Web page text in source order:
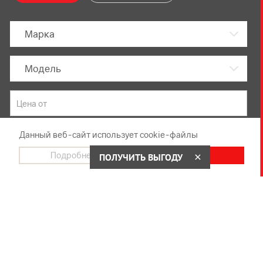
Марка
Модель
Данный веб-сайт использует cookie-файлы
Подробнее Согласен
ПОЛУЧИТЬ ВЫГОДУ